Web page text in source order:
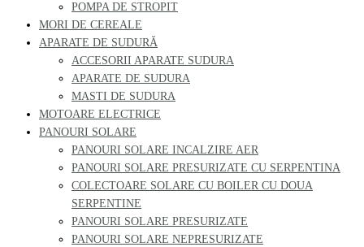
POMPA DE STROPIT
MORI DE CEREALE
APARATE DE SUDURĂ
ACCESORII APARATE SUDURA
APARATE DE SUDURA
MASTI DE SUDURA
MOTOARE ELECTRICE
PANOURI SOLARE
PANOURI SOLARE INCALZIRE AER
PANOURI SOLARE PRESURIZATE CU SERPENTINA
COLECTOARE SOLARE CU BOILER CU DOUA
SERPENTINE
PANOURI SOLARE PRESURIZATE
PANOURI SOLARE NEPRESURIZATE